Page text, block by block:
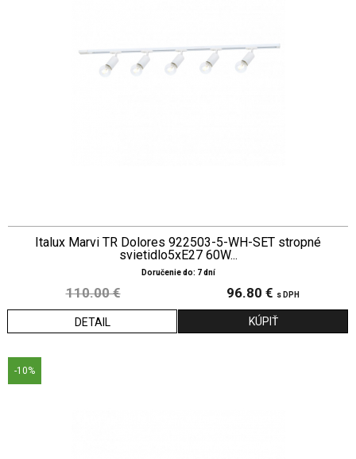
Italux Marvi TR Dolores 922503-5-WH-SET stropné
svietidlo5xE27 60W...
Doručenie do: 7 dní
110.00 € 96.80 € s DPH
DETAIL
-10%